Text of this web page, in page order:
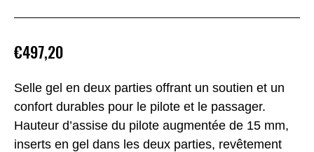
Selle gel en deux parties offrant un soutien et un
confort durables pour le pilote et le passager.
Hauteur d’assise du pilote augmentée de 15 mm,
inserts en gel dans les deux parties, revêtement
€497,20